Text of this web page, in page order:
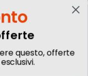
questo, offerte